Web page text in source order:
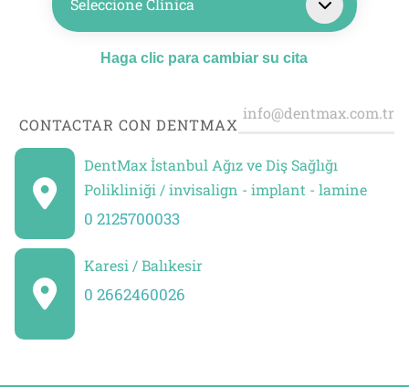
Seleccione Clínica
Haga clic para cambiar su cita
CONTACTAR CON DENTMAX
DentMax İstanbul Ağız ve Diş Sağlığı
Polikliniği / invisalign - implant - lamine
0 2125700033
Karesi / Balıkesir
0 2662460026